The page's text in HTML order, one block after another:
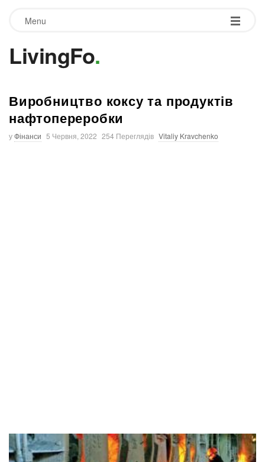
Menu
LivingFo.
Виробництво коксу та продуктів
нафтопереробки
уФінанси 5 Червня, 2022 254 Переглядів Vitaliy Kravchenko